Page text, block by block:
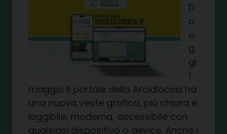
D
a
o
g
gi
1
maggio il portale della Arcidiocesi ha
una nuova veste grafica, più chiara e
leggibile, moderna, accessibile con
qualsiasi dispositivo o device. Anche i